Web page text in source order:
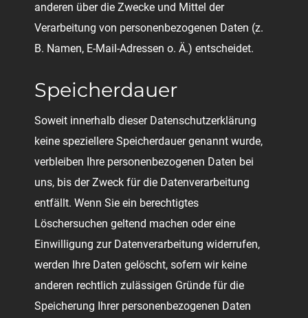
anderen über die Zwecke und Mittel der
Verarbeitung von personenbezogenen Daten (z.
B. Namen, E-Mail-Adressen o. Ä.) entscheidet.
Speicherdauer
Soweit innerhalb dieser Datenschutzerklärung
keine speziellere Speicherdauer genannt wurde,
verbleiben Ihre personenbezogenen Daten bei
uns, bis der Zweck für die Datenverarbeitung
entfällt. Wenn Sie ein berechtigtes
Löschersuchen geltend machen oder eine
Einwilligung zur Datenverarbeitung widerrufen,
werden Ihre Daten gelöscht, sofern wir keine
anderen rechtlich zulässigen Gründe für die
Speicherung Ihrer personenbezogenen Daten